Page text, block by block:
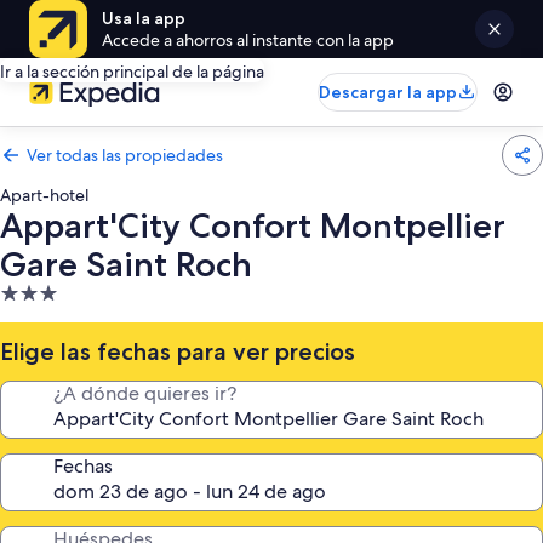
Usa la app
Accede a ahorros al instante con la app
Ir a la sección principal de la página
Descargar la app
Ver todas las propiedades
Apart-hotel
Appart'City Confort Montpellier
Gare Saint Roch
Propiedad
de
3.0
estrellas
Elige las fechas para ver precios
¿A dónde quieres ir?
Fechas